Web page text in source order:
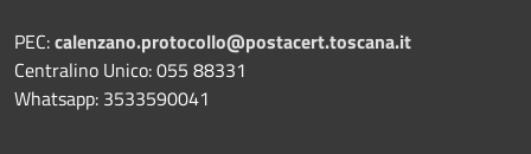
PEC:calenzano.protocollo@postacert.toscana.it
Centralino Unico: 055 88331
Whatsapp: 3533590041